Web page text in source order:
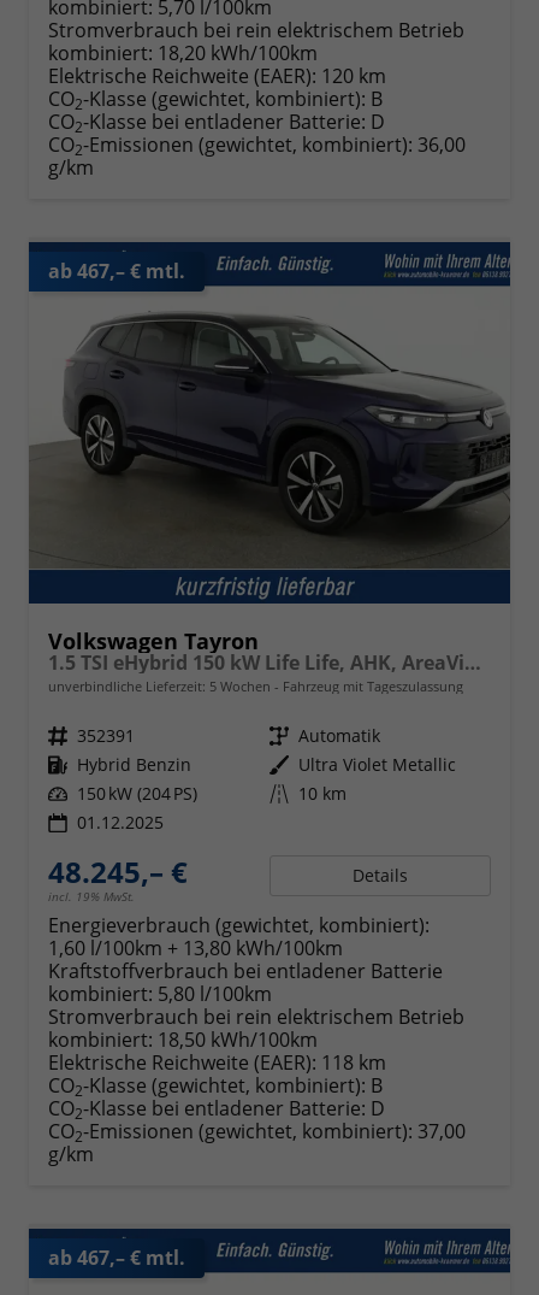
kombiniert: 5,70 l/100km
Stromverbrauch bei rein elektrischem Betrieb
kombiniert: 18,20 kWh/100km
Elektrische Reichweite (EAER): 120 km
CO2-Klasse (gewichtet, kombiniert): B
CO2-Klasse bei entladener Batterie: D
CO2-Emissionen (gewichtet, kombiniert): 36,00
g/km
ab 467,– € mtl.
Volkswagen Tayron
1.5 TSI eHybrid 150 kW Life Life, AHK, AreaView, Side, Navi, Winter, 5-J. Garantie
unverbindliche Lieferzeit: 5 Wochen Fahrzeug mit Tageszulassung
Fahrzeugnr. 352391 Getriebe Automatik
Kraftstoff Hybrid Benzin Außenfarbe Ultra Violet Metallic
Leistung 150 kW (204 PS) Kilometerstand 10 km
01.12.2025
48.245,– €
incl. 19% MwSt.
Details
Energieverbrauch (gewichtet, kombiniert):
1,60 l/100km + 13,80 kWh/100km
Kraftstoffverbrauch bei entladener Batterie
kombiniert: 5,80 l/100km
Stromverbrauch bei rein elektrischem Betrieb
kombiniert: 18,50 kWh/100km
Elektrische Reichweite (EAER): 118 km
CO2-Klasse (gewichtet, kombiniert): B
CO2-Klasse bei entladener Batterie: D
CO2-Emissionen (gewichtet, kombiniert): 37,00
g/km
ab 467,– € mtl.